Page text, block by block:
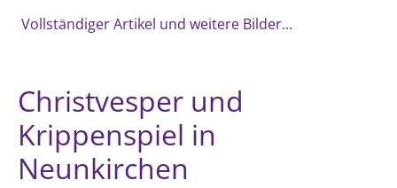
Vollständiger Artikel und weitere Bilder...
Christvesper und
Krippenspiel in
Neunkirchen